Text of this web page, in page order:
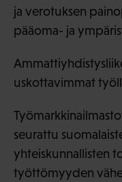
ja verotuksen
pääoma- ja
uskottavimmat
seurattu
yhteiskunnallisten
työttömyyden